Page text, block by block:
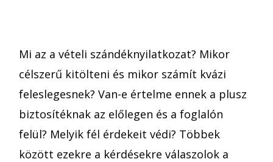
Mi az a vételi szándéknyilatkozat? Mikor
célszerű kitölteni és mikor számít kvázi
feleslegesnek? Van-e értelme ennek a plusz
biztosítéknak az előlegen és a foglalón
felül? Melyik fél érdekeit védi? Többek
között ezekre a kérdésekre válaszolok a